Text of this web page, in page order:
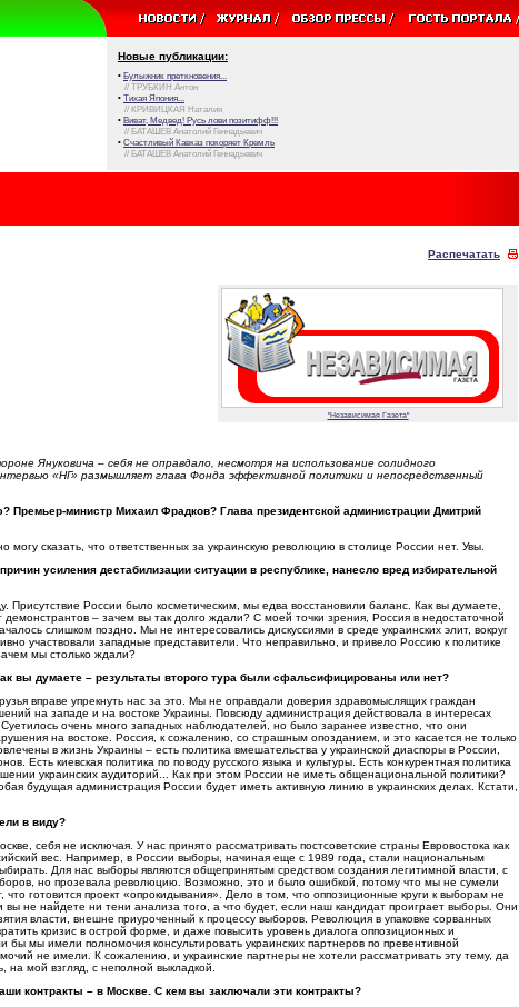
Новые публикации:
• Булыжник преткновения...
// ТРУБКИН Антон
• Тихая Япония...
// КРИВИЦКАЯ Наталия
• Виват, Медвед! Русь лови позитифф!!!
// БАТАШЕВ Анатолий Геннадьевич
• Счастливый Кавказ покоряет Кремль
// БАТАШЕВ Анатолий Геннадьевич
Распечатать
"Независимая Газета"
Януковича – себя не оправдало, несмотря на использование солидного
«НГ» размышляет глава Фонда эффективной политики и непосредственный
Премьер-министр Михаил Фрадков? Глава президентской администрации Дмитрий
сказать, что ответственных за украинскую революцию в столице России нет. Увы.
усиления дестабилизации ситуации в республике, нанесло вред избирательной
России было косметическим, мы едва восстановили баланс. Как вы думаете,
– зачем вы так долго ждали? С моей точки зрения, Россия в недостаточной
слишком поздно. Мы не интересовались дискуссиями в среде украинских элит, вокруг
участвовали западные представители. Что неправильно, и привело Россию к политике
мы столько ждали?
вы думаете – результаты второго тура были сфальсифицированы или нет?
вправе упрекнуть нас за это. Мы не оправдали доверия здравомыслящих граждан
на западе и на востоке Украины. Повсюду администрация действовала в интересах
очень много западных наблюдателей, но было заранее известно, что они
на востоке. Россия, к сожалению, со страшным опозданием, и это касается не только
в жизнь Украины – есть политика вмешательства у украинской диаспоры в России,
Есть киевская политика по поводу русского языка и культуры. Есть конкурентная политика
украинских аудиторий... Как при этом России не иметь общенациональной политики?
будущая администрация России будет иметь активную линию в украинских делах. Кстати,
в виду?
себя не исключая. У нас принято рассматривать постсоветские страны Евровостока как
вес. Например, в России выборы, начиная еще с 1989 года, стали национальным
Для нас выборы являются общепринятым средством создания легитимной власти, с
но прозевала революцию. Возможно, это и было ошибкой, потому что мы не сумели
готовится проект «опрокидывания». Дело в том, что оппозиционные круги к выборам не
не найдете ни тени анализа того, а что будет, если наш кандидат проиграет выборы. Они
власти, внешне приуроченный к процессу выборов. Революция в упаковке сорванных
кризис в острой форме, и даже повысить уровень диалога оппозиционных и
мы имели полномочия консультировать украинских партнеров по превентивной
не имели. К сожалению, и украинские партнеры не хотели рассматривать эту тему, да
на мой взгляд, с неполной выкладкой.
контракты – в Москве. С кем вы заключали эти контракты?